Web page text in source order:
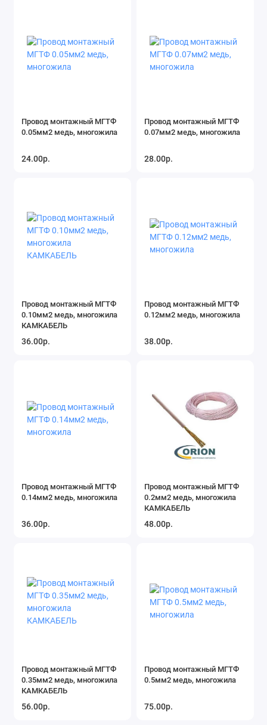
Провод монтажный МГТФ
0.05мм2 медь, многожила
24.00р.
Провод монтажный МГТФ
0.07мм2 медь, многожила
28.00р.
Провод монтажный МГТФ
0.10мм2 медь, многожила
КАМКАБЕЛЬ
36.00р.
Провод монтажный МГТФ
0.12мм2 медь, многожила
38.00р.
Провод монтажный МГТФ
0.14мм2 медь, многожила
36.00р.
Провод монтажный МГТФ
0.2мм2 медь, многожила
КАМКАБЕЛЬ
48.00р.
Провод монтажный МГТФ
0.35мм2 медь, многожила
КАМКАБЕЛЬ
56.00р.
Провод монтажный МГТФ
0.5мм2 медь, многожила
75.00р.